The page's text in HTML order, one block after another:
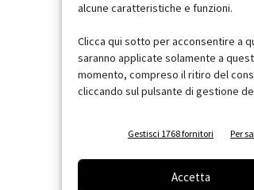
alcune caratteristiche e funzioni.
Clicca qui sotto per acconsentire a
saranno applicate solamente a
momento, compreso il ritiro del
cliccando sul pulsante di gestione
Gestisci 1768 fornitori Per
Accetta